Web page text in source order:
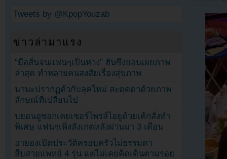
Tweets by @KpopYouzab
ข่าวล่ามาแรง
“มือสั่นจนแฟนๆเป็นห่วง” ฮันซึงยอนเผยภาพ
ล่าสุด ทำหลายคนสงสัยเรื่องสุขภาพ
นานะปรากฏตัวกับลุคใหม่ สะดุดตาด้วยภาพ
ลักษณ์ที่เปลี่ยนไป
บยอนอูซอกเคยเซอร์ไพรส์ไอยูด้วยเค้กสั่งทำ
พิเศษ แฟนๆเพิ่งสังเกตหลังผ่านมา 3 เดือน
ฮายองเปิดประวัติครอบครัวไม่ธรรมดา
สืบสายแพทย์ 4 รุ่น แต่ไม่เคยคิดเดินตามรอย